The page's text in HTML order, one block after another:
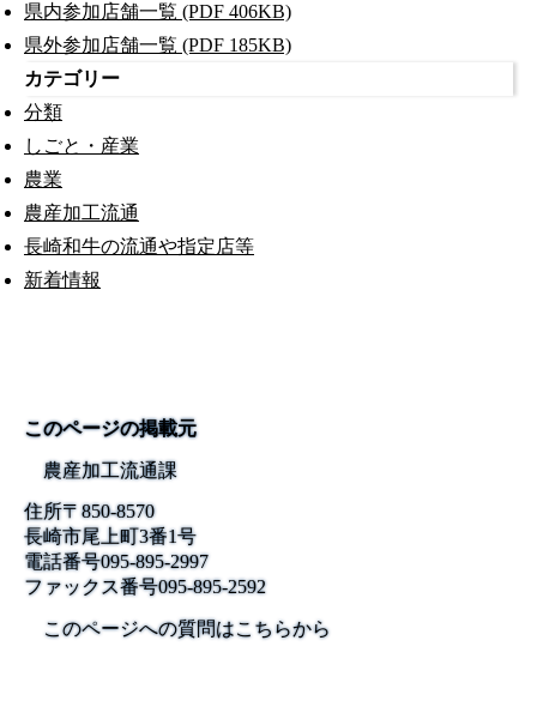
県内参加店舗一覧 (PDF 406KB)
県外参加店舗一覧 (PDF 185KB)
カテゴリー
分類
しごと・産業
農業
農産加工流通
長崎和牛の流通や指定店等
新着情報
このページの掲載元
農産加工流通課
住所〒850-8570
長崎市尾上町3番1号
電話番号095-895-2997
ファックス番号095-895-2592
このページへの質問はこちらから